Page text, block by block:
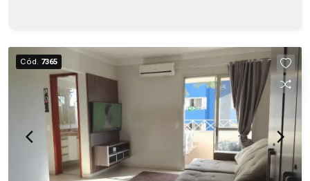
Cód. 7365